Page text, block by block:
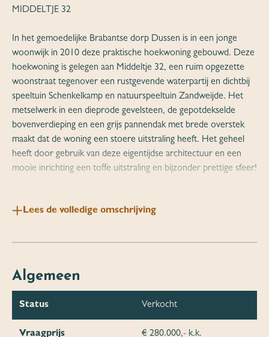
MIDDELTJE 32
In het gemoedelijke Brabantse dorp Dussen is in een jonge
woonwijk in 2010 deze praktische hoekwoning gebouwd. Deze
hoekwoning is gelegen aan Middeltje 32, een ruim opgezette
woonstraat tegenover een rustgevende waterpartij en dichtbij
speeltuin Schenkelkamp en natuurspeeltuin Zandweijde. Het
metselwerk in een dieprode gevelsteen, de gepotdekselde
bovenverdieping en een grijs pannendak met brede overstek
maakt dat de woning een stoere uitstraling heeft. Het geheel
heeft door gebruik van deze eigentijdse architectuur en een
mooie inrichting een toffe uitstraling en bijzonder prettige sfeer!
voorzien van een zwevend toilet en fonteintje, deur naar de
is ingericht met een keukenunit in een hoek-opstelling in een
de volgende inbouwapparatuur: schouw met afzuigkap, 4-pits
gasfornuis, oven, koelkast en een vaatwasser. De mooie
woonkamer heeft een open trapopgang naar de verdieping. In
achtertuin. De vele ramen laten veel daglicht toe en creëren
Lees de volledige omschrijving
Algemeen
Status Verkocht
Vraagprijs € 280.000,- k.k.